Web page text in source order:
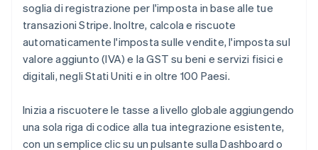
soglia di registrazione per l'imposta in base alle tue
transazioni Stripe. Inoltre, calcola e riscuote
automaticamente l'imposta sulle vendite, l'imposta sul
valore aggiunto (IVA) e la GST su beni e servizi fisici e
digitali, negli Stati Uniti e in oltre 100 Paesi.
Inizia a riscuotere le tasse a livello globale aggiungendo
una sola riga di codice alla tua integrazione esistente,
con un semplice clic su un pulsante sulla Dashboard o